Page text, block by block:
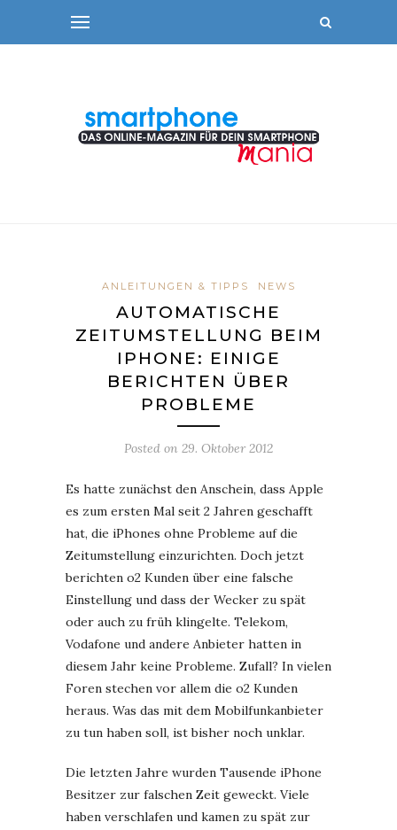
ANLEITUNGEN & TIPPS NEWS
AUTOMATISCHE
ZEITUMSTELLUNG BEIM
IPHONE: EINIGE
BERICHTEN ÜBER
PROBLEME
Posted on 29. Oktober 2012
Es hatte zunächst den Anschein, dass Apple
es zum ersten Mal seit 2 Jahren geschafft
hat, die iPhones ohne Probleme auf die
Zeitumstellung einzurichten. Doch jetzt
berichten o2 Kunden über eine falsche
Einstellung und dass der Wecker zu spät
oder auch zu früh klingelte. Telekom,
Vodafone und andere Anbieter hatten in
diesem Jahr keine Probleme. Zufall? In vielen
Foren stechen vor allem die o2 Kunden
heraus. Was das mit dem Mobilfunkanbieter
zu tun haben soll, ist bisher noch unklar.
Die letzten Jahre wurden Tausende iPhone
Besitzer zur falschen Zeit geweckt. Viele
haben verschlafen und kamen zu spät zur